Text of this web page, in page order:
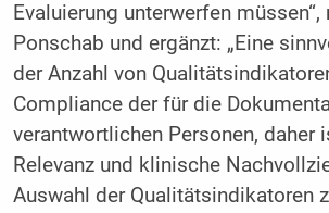
Evaluierung unterwerfen müssen“,
Ponschab und ergänzt: „Eine
der Anzahl von
Compliance der für die
verantwortlichen Personen, daher
Relevanz und klinische
Auswahl der Qualitätsindikatoren